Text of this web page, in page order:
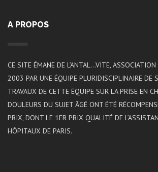
A PROPOS
CE SITE ÉMANE DE L’ANTAL…VITE,
2003 PAR UNE ÉQUIPE PLURIDISCIPLINAIRE DE
TRAVAUX DE CETTE ÉQUIPE SUR LA PRISE EN
DOULEURS DU SUJET ÂGÉ ONT ÉTÉ
PRIX, DONT LE 1ER PRIX QUALITÉ DE
HÔPITAUX DE PARIS.